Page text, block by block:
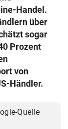
Handel.
über
sogar
Prozent
von
Händler.
Quelle